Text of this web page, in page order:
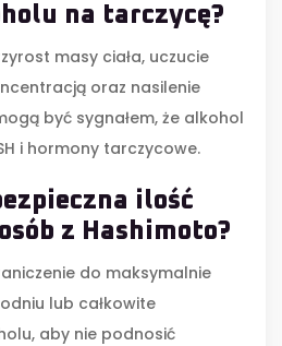
na tarczycę?
masy ciała, uczucie
oraz nasilenie
być sygnałem, że alkohol
i hormony tarczycowe.
ilość
z Hashimoto?
do maksymalnie
lub całkowite
aby nie podnosić